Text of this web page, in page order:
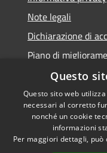
Note legali
Dichiarazione di
Piano di
Accessibilità
Privacy
Questo
Questo sito web
necessari al corretto
nonché un cookie
informazioni
Per maggiori dettagli, può